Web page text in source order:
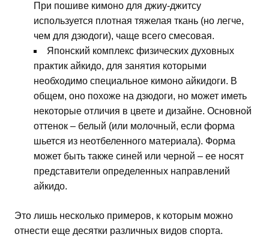
При пошиве кимоно для джиу-джитсу
используется плотная тяжелая ткань (но легче,
чем для дзюдоги), чаще всего смесовая.
Японский комплекс физических духовных
практик айкидо, для занятия которыми
необходимо специальное кимоно айкидоги. В
общем, оно похоже на дзюдоги, но может иметь
некоторые отличия в цвете и дизайне. Основной
оттенок – белый (или молочный, если форма
шьется из неотбеленного материала). Форма
может быть также синей или черной – ее носят
представители определенных направлений
айкидо.
Это лишь несколько примеров, к которым можно
отнести еще десятки различных видов спорта.